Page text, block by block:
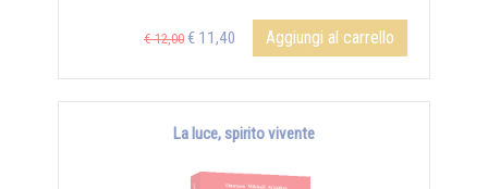
€ 12,00 € 11,40 Aggiungi al carrello
La luce, spirito vivente